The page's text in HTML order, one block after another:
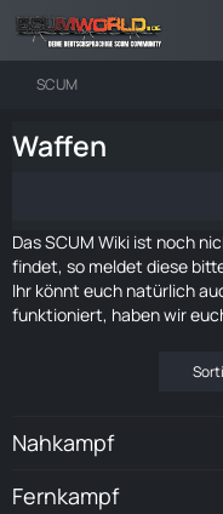
SCUM
Waffen
Das SCUM Wiki ist noch
findet, so meldet diese
Ihr könnt euch natürlich
funktioniert, haben wir
Nahkampf
Fernkampf